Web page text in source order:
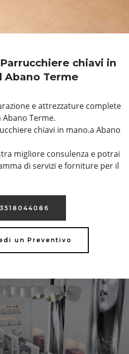
chiavi in
Abano Terme
e attrezzature complete
Abano Terme.
chiavi in mano.a Abano
migliore consulenza e potrai
di servizi e forniture per il
3518044086
un Preventivo